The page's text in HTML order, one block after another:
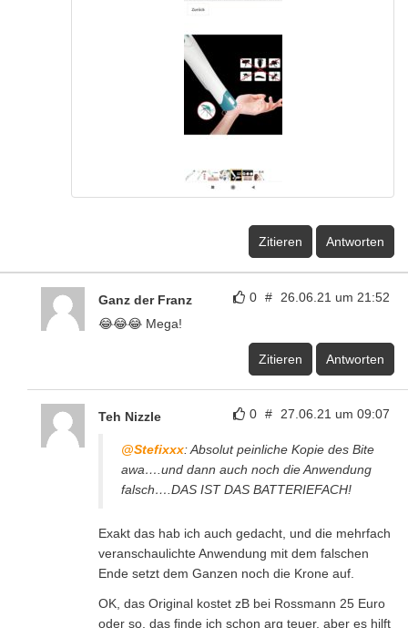
Zitieren Antworten
0 # 26.06.21 um 21:52
Ganz der Franz
😂😂😂 Mega!
Zitieren Antworten
0 # 27.06.21 um 09:07
Teh Nizzle
@Stefixxx: Absolut peinliche Kopie des Bite
awa….und dann auch noch die Anwendung
falsch….DAS IST DAS BATTERIEFACH!
Exakt das hab ich auch gedacht, und die mehrfach
veranschaulichte Anwendung mit dem falschen
Ende setzt dem Ganzen noch die Krone auf.
OK, das Original kostet zB bei Rossmann 25 Euro
oder so, das finde ich schon arg teuer, aber es hilft